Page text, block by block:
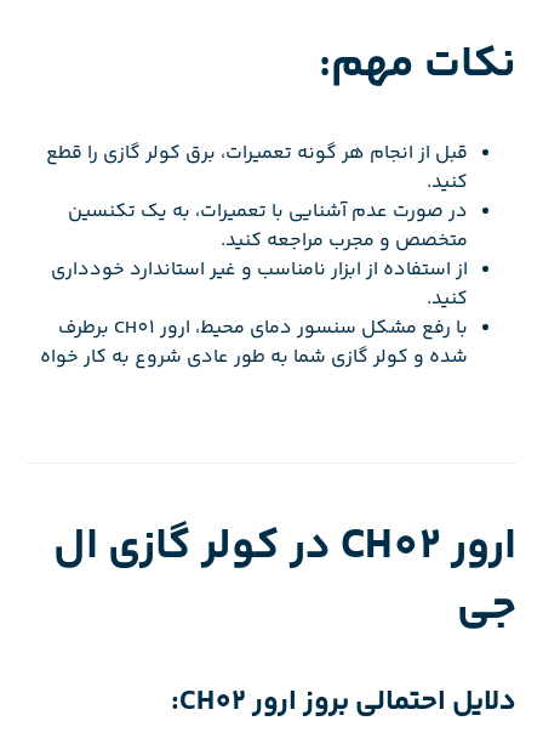
نکات مهم:
قبل از انجام هر گونه تعمیرات، برق کولر گازی را قطع
کنید.
در صورت عدم آشنایی با تعمیرات، به یک تکنسین
متخصص و مجرب مراجعه کنید.
از استفاده از ابزار نامناسب و غیر استاندارد خودداری
کنید.
با رفع مشکل سنسور دمای محیط، ارور CH01 برطرف
شده و کولر گازی شما به طور عادی شروع به کار خواه
ارور CH02 در کولر گازی ال
جی
دلایل احتمالی بروز ارور CH02: